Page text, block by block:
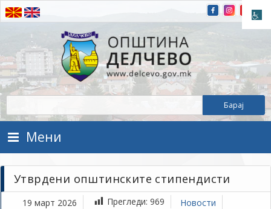
Прескокнете на содржината
Општина Делчево
Општина Делчево
Мени
Утврдени општинските стипендисти
19 март 2026 Прегледи: 969
Новости